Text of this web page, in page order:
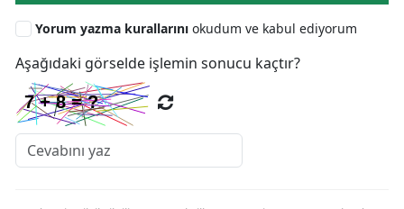
Yorum yazma kurallarını okudum ve kabul ediyorum
Aşağıdaki görselde işlemin sonucu kaçtır?